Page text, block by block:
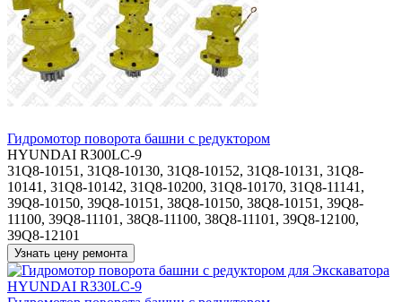
Гидромотор поворота башни с редуктором
HYUNDAI R300LC-9
31Q8-10151, 31Q8-10130, 31Q8-10152, 31Q8-10131, 31Q8-
10141, 31Q8-10142, 31Q8-10200, 31Q8-10170, 31Q8-11141,
39Q8-10150, 39Q8-10151, 38Q8-10150, 38Q8-10151, 39Q8-
11100, 39Q8-11101, 38Q8-11100, 38Q8-11101, 39Q8-12100,
39Q8-12101